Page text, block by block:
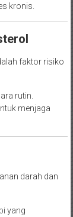
kronis.
faktor risiko
rutin.
menjaga
darah dan
yang